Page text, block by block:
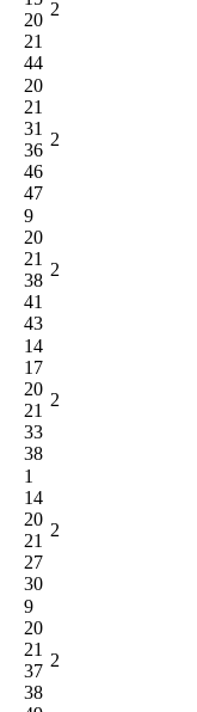
20
21
44
2
20
21
31
36
46
47
2
9
20
21
38
41
43
2
14
17
20
21
33
38
2
1
14
20
21
27
30
2
9
20
21
37
38
2